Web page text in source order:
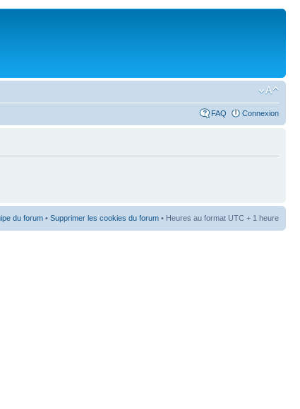
FAQ Connexion
du forum • Supprimer les cookies du forum • Heures au format UTC + 1 heure